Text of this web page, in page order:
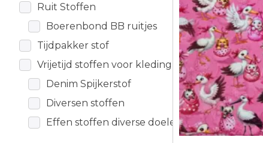
Ruit Stoffen
Boerenbond BB ruitjes
Tijdpakker stof
Vrijetijd stoffen voor kleding
Denim Spijkerstof
Diversen stoffen
Effen stoffen diverse doeleinden